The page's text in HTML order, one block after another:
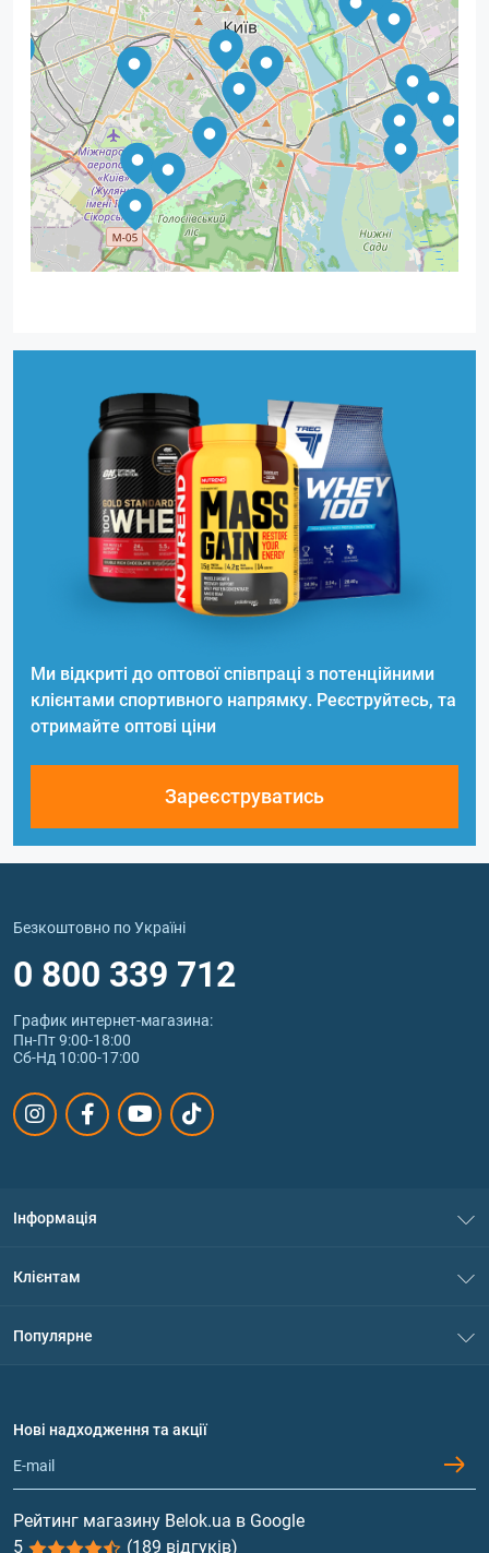
Ми відкриті до оптової співпраці з потенційними
клієнтами спортивного напрямку. Реєструйтесь, та
отримайте оптові ціни
Зареєструватись
Безкоштовно по Україні
0 800 339 712
График интернет‑магазина:
Пн-Пт 9:00-18:00
Сб-Нд 10:00-17:00
Інформація
Політика конфіденційності
Обмін та повернення
Клієнтам
Популярне
Протеїн
Гейнери
Вітаміни та мінерали
Нові надходження та акції
Рейтинг магазину Belok.ua в Google
5
(189 відгуків)